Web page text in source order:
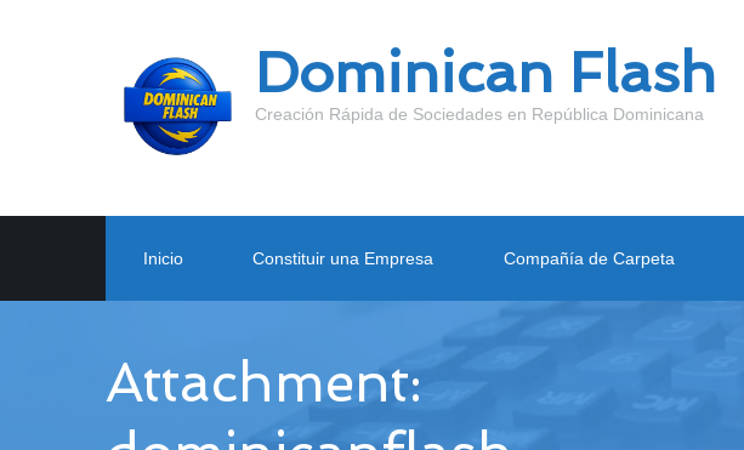
Dominican Flash
Creación Rápida de Sociedades en República Dominicana
Inicio Constituir una Empresa Compañía de Carpeta
Attachment: